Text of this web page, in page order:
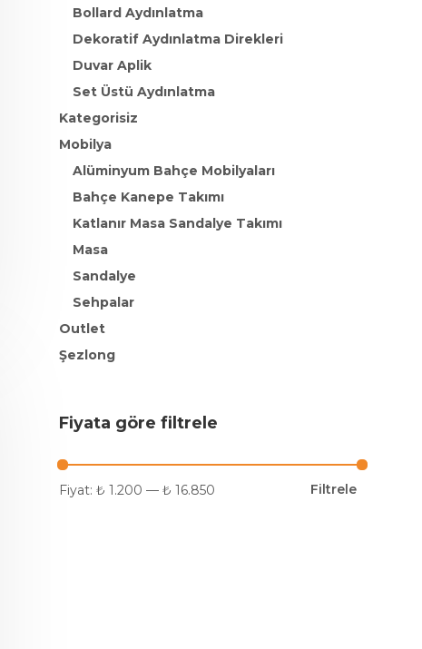
Bollard Aydınlatma
Dekoratif Aydınlatma Direkleri
Duvar Aplik
Set Üstü Aydınlatma
Kategorisiz
Mobilya
Alüminyum Bahçe Mobilyaları
Bahçe Kanepe Takımı
Katlanır Masa Sandalye Takımı
Masa
Sandalye
Sehpalar
Outlet
Şezlong
Fiyata göre filtrele
Filtrele
Fiyat: ₺ 1.200 — ₺ 16.850